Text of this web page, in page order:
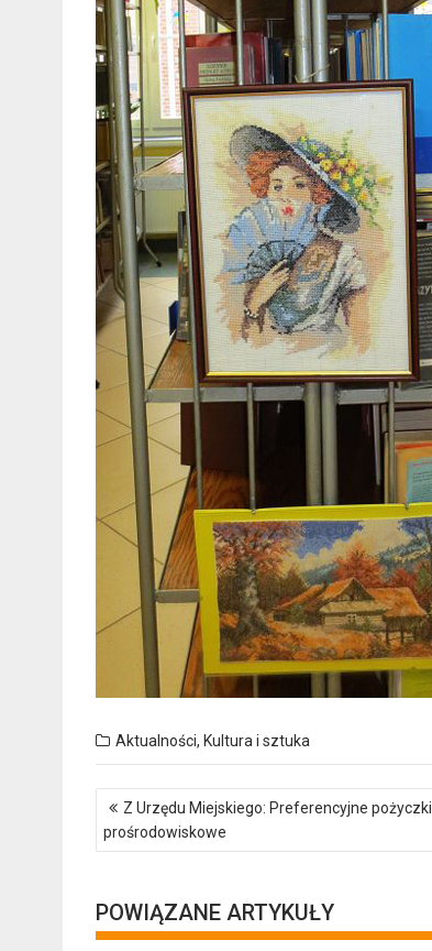
Aktualności, Kultura i sztuka
Nawigacja
wpisu
Z Urzędu Miejskiego: Preferencyjne pożyczki
prośrodowiskowe
POWIĄZANE ARTYKUŁY